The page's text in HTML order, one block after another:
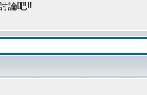
論吧!!